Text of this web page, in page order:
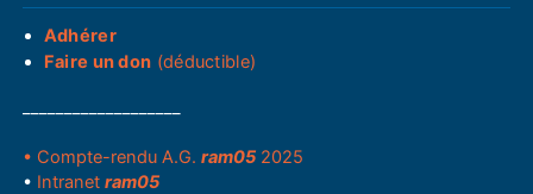
Adhérer
Faire un don (déductible)
• Compte-rendu A.G.ram05 2025
• Intranetram05